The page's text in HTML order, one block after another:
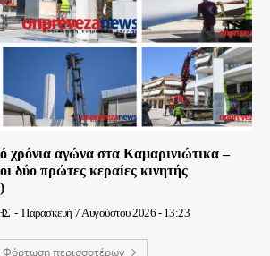
χρόνια αγώνα στα Καμαρινιώτικα –
δύο πρώτες κεραίες κινητής
- Παρασκευή 7 Αυγούστου 2026 - 13:23
Φόρτωση περισσοτέρων